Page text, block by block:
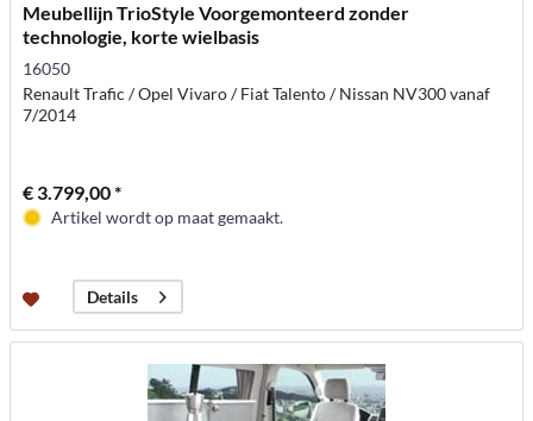
Meubellijn TrioStyle Voorgemonteerd zonder
technologie, korte wielbasis
16050
Renault Trafic / Opel Vivaro / Fiat Talento / Nissan NV300 vanaf
7/2014
€ 3.799,00 *
Artikel wordt op maat gemaakt.
Details